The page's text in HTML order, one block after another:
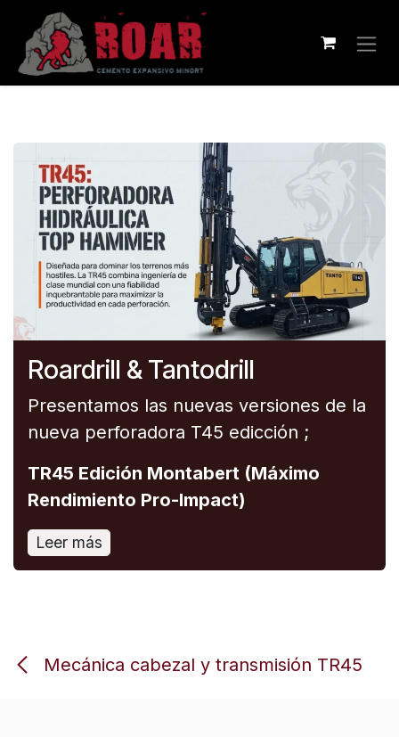
Ir al contenido
Roardrill & Tantodrill
Presentamos las nuevas versiones de la
nueva perforadora T45 edicción ;
TR45 Edición Montabert (Máximo
Rendimiento Pro-Impact)
Leer más
Mecánica cabezal y transmisión TR45